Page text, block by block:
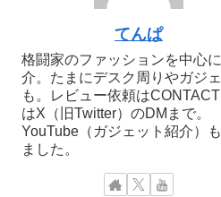
てんぱ
格闘家のファッションを中心
介。たまにデスク周りやガジ
も。レビュー依頼は
はX（旧Twitter）のDMまで。
YouTube（ガジェット紹介）
ました。